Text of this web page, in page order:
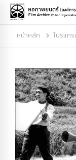
หน้าหลัก โปรแก